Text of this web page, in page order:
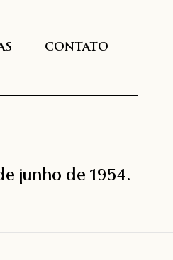
CONTATO
junho de 1954.